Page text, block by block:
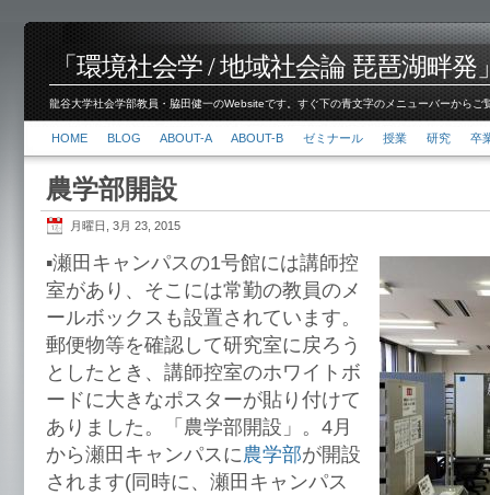
「環境社会学 / 地域社会論 琵琶湖畔発
龍谷大学社会学部教員・脇田健一のWebsiteです。すぐ下の青文字のメニューバーから
HOME BLOG ABOUT-A ABOUT-B ゼミナール 授業 研究 卒
農学部開設
月曜日, 3月 23, 2015
▪︎瀬田キャンパスの1号館には講師控
室があり、そこには常勤の教員のメ
ールボックスも設置されています。
郵便物等を確認して研究室に戻ろう
としたとき、講師控室のホワイトボ
ードに大きなポスターが貼り付けて
ありました。「農学部開設」。4月
から瀬田キャンパスに農学部が開設
されます(同時に、瀬田キャンパス